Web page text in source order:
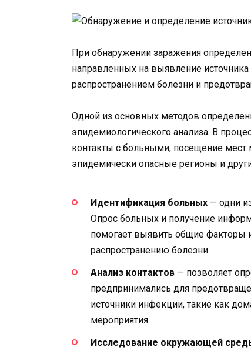
При обнаружении заражения
направленных на выявление
распространением болезни и
Одной из основных методов
эпидемиологического анализа. В
контакты с больными, посещение мест
эпидемически опасные регионы и
Идентификация больных — одни
Опрос больных и получение
помогает выявить общие факторы
распространению болезни.
Анализ контактов — позволяет
предпринимались для
источники инфекции, такие как
мероприятия.
Исследование окружающей